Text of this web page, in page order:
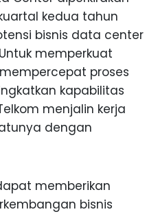
kedua tahun
bisnis data center
memperkuat
proses
kapabilitas
menjalin kerja
dengan
memberikan
bisnis